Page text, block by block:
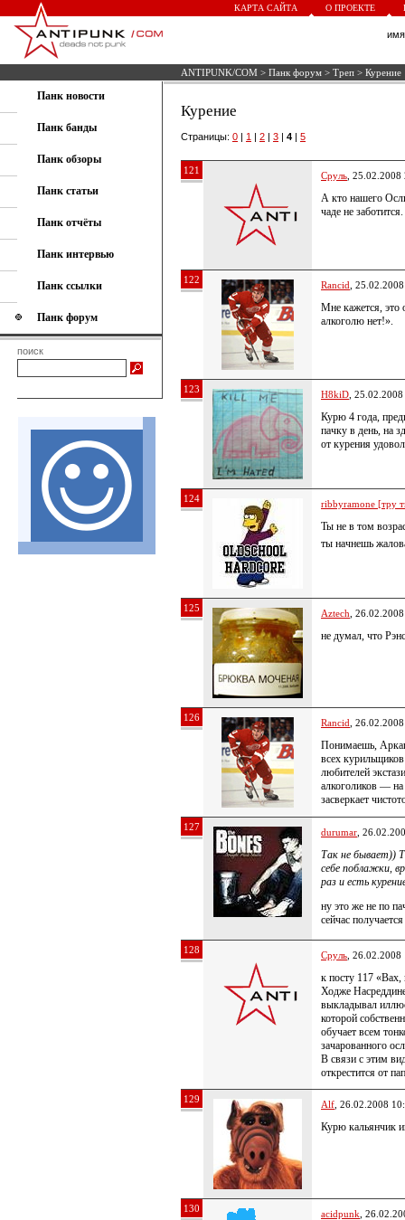
КАРТА САЙТА О ПРОЕКТЕ
ANTIPUNK/COM > Панк форум > Треп > Курение
Панк новости
Панк банды
Панк обзоры
Панк статьи
Панк отчёты
Панк интервью
Панк ссылки
Панк форум
поиск
Курение
Страницы: 0 | 1 | 2 | 3 | 4 | 5
121 Сруль ,
А кто нашего
чаде не заботится.
122 Rancid ,
Мне кажется, это
алкоголю нет!».
123 H8kiD ,
Курю 4 года,
пачку в день, на
от курения
124 ribbyramone [тру
Ты не в том
ты начнешь
125 Aztech ,
не думал, что
126 Rancid ,
Понимаешь,
всех
любителей
алкоголиков —
засверкает
127 durumar ,
Так не бывает))
себе поблажки,
раз и есть
ну это же не по
сейчас
128 Сруль ,
к посту 117
Ходже
выкладывал
которой
обучает всем
зачарованного
В связи с этим
открестится от
129 Alf , 26.02.2008
Курю кальянчик
130 acidpunk ,